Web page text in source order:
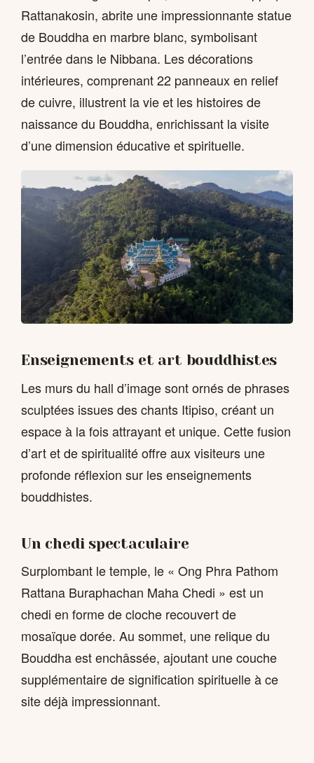
Rattanakosin, abrite une impressionnante statue
de Bouddha en marbre blanc, symbolisant
l’entrée dans le Nibbana. Les décorations
intérieures, comprenant 22 panneaux en relief
de cuivre, illustrent la vie et les histoires de
naissance du Bouddha, enrichissant la visite
d’une dimension éducative et spirituelle.
Enseignements et art bouddhistes
Les murs du hall d’image sont ornés de phrases
sculptées issues des chants Itipiso, créant un
espace à la fois attrayant et unique. Cette fusion
d’art et de spiritualité offre aux visiteurs une
profonde réflexion sur les enseignements
bouddhistes.
Un chedi spectaculaire
Surplombant le temple, le « Ong Phra Pathom
Rattana Buraphachan Maha Chedi » est un
chedi en forme de cloche recouvert de
mosaïque dorée. Au sommet, une relique du
Bouddha est enchâssée, ajoutant une couche
supplémentaire de signification spirituelle à ce
site déjà impressionnant.